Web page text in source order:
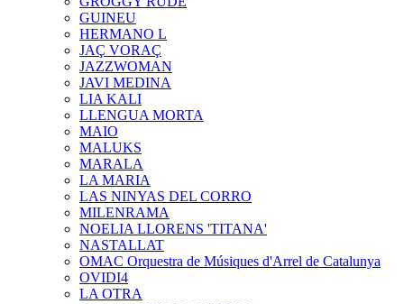
GUINEU
HERMANO L
JAÇ VORAÇ
JAZZWOMAN
JAVI MEDINA
LIA KALI
LLENGUA MORTA
MAIO
MALUKS
MARALA
LA MARIA
LAS NINYAS DEL CORRO
MILENRAMA
NOELIA LLORENS 'TITANA'
NASTALLAT
OMAC Orquestra de Músiques d'Arrel de Catalunya
OVIDI4
LA OTRA